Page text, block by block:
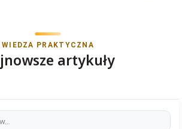
WIEDZA PRAKTYCZNA
artykuły